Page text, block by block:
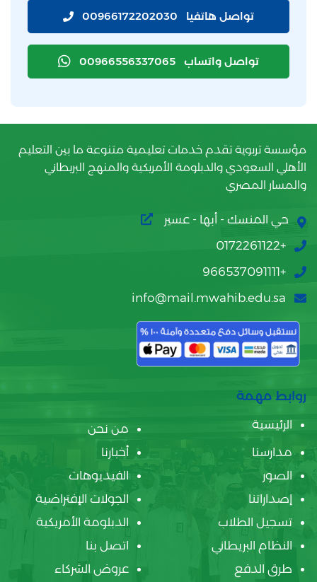
تواصل هاتفيا 00966172202030
تواصل واتساب 00966556337065
مؤسسة تربوية تقدم خدمات تعليمية متنوعة ما بين التعليم
الأهلي السعودي والدبلومة الأمريكية والمنهج البريطاني
والمسار المصري
حي المنسك - أبها - عسير
+0172261122
+966537091111
info@mail.mwahib.edu.sa
روابط مهمة
الرئيسية
من نحن
مدارسنا
أخبارنا
الصور
الفيديوهات
إصداراتنا
الجولات الإفتراضية
تسجيل الطلاب
الدبلومة الأمريكية
النظام البريطاني
اتصل بنا
طرق الدفع
عروض الشركاء